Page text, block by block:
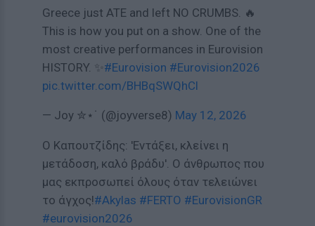
Greece just ATE and left NO CRUMBS. 🔥
This is how you put on a show. One of the
most creative performances in Eurovision
HISTORY. ✨​​​​​​​​​​​​​​​​​​​​​​​​​​​​​​​​​​​​​​​​​​​​​ #Eurovision #Eurovision2026
pic.twitter.com/BHBqSWQhCl
— Joy ✮⋆˙ (@joyverse8) May 12, 2026
Ο Καπουτζίδης: 'Εντάξει, κλείνει η
μετάδοση, καλό βράδυ'. Ο άνθρωπος που
μας εκπροσωπεί όλους όταν τελειώνει
το άγχος!#Akylas #FERTO #EurovisionGR
#eurovision2026